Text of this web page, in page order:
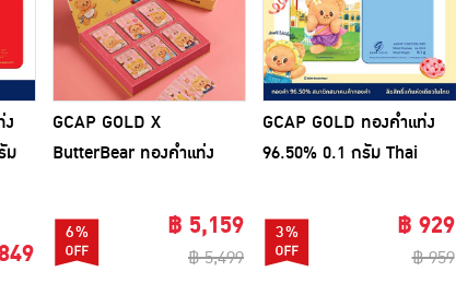
ม
GCAP GOLD X
ButterBear ทองคำแท่ง
Box Set Sweet Moment
Collections
6% ฿ 5,159
฿ 5,499
GCAP GOLD ทองคำแท่ง
96.50% 0.1 กรัม Thai
3% ฿ 929
฿ 959